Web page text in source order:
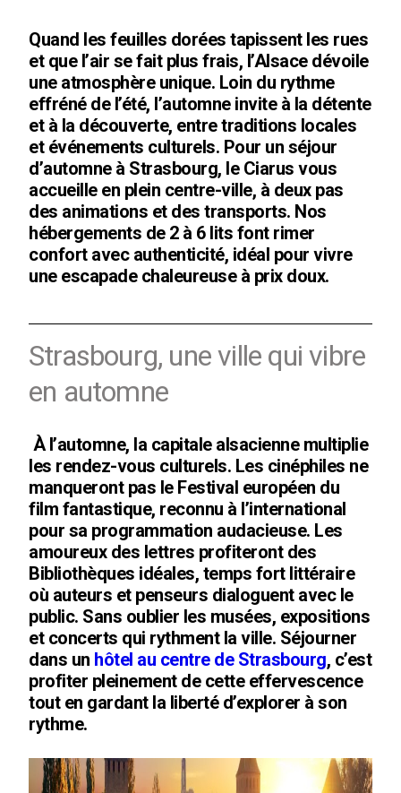
Quand les feuilles dorées tapissent les rues
et que l’air se fait plus frais, l’Alsace dévoile
une atmosphère unique. Loin du rythme
effréné de l’été, l’automne invite à la détente
et à la découverte, entre traditions locales
et événements culturels. Pour un séjour
d’automne à Strasbourg, le Ciarus vous
accueille en plein centre-ville, à deux pas
des animations et des transports. Nos
hébergements de 2 à 6 lits font rimer
confort avec authenticité, idéal pour vivre
une escapade chaleureuse à prix doux.
Strasbourg, une ville qui vibre
en automne
À l’automne, la capitale alsacienne multiplie
les rendez-vous culturels. Les cinéphiles ne
manqueront pas le Festival européen du
film fantastique, reconnu à l’international
pour sa programmation audacieuse. Les
amoureux des lettres profiteront des
Bibliothèques idéales, temps fort littéraire
où auteurs et penseurs dialoguent avec le
public. Sans oublier les musées, expositions
et concerts qui rythment la ville. Séjourner
dans un hôtel au centre de Strasbourg, c’est
profiter pleinement de cette effervescence
tout en gardant la liberté d’explorer à son
rythme.